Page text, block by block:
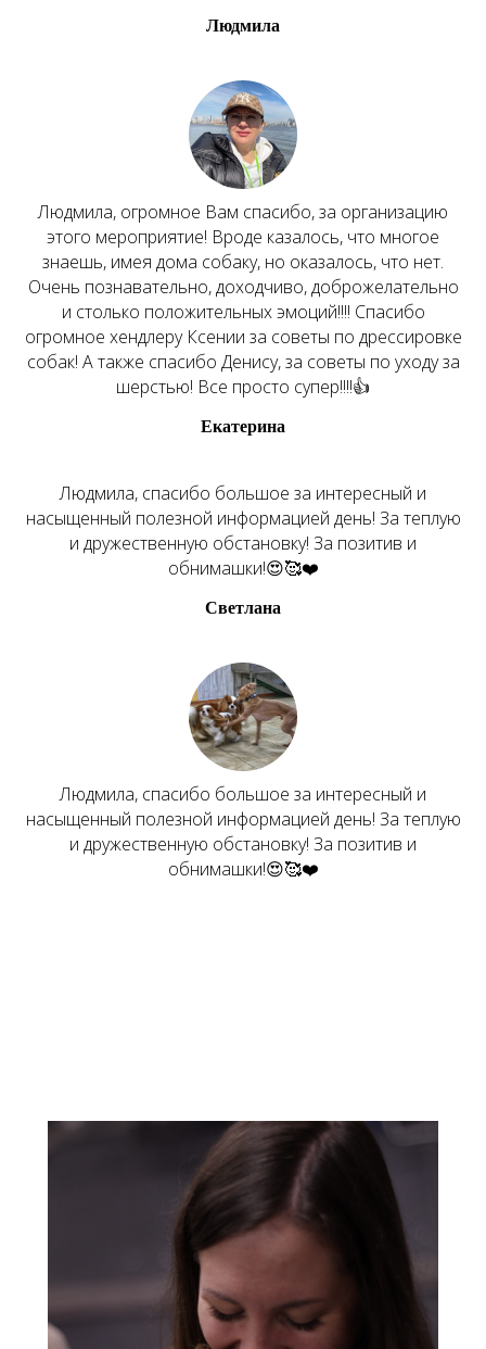
Людмила
Людмила, огромное Вам спасибо, за организацию
этого мероприятие! Вроде казалось, что многое
знаешь, имея дома собаку, но оказалось, что нет.
Очень познавательно, доходчиво, доброжелательно
и столько положительных эмоций!!!! Спасибо
огромное хендлеру Ксении за советы по дрессировке
собак! А также спасибо Денису, за советы по уходу за
шерстью! Все просто супер!!!!👍
Екатерина
Людмила, спасибо большое за интересный и
насыщенный полезной информацией день! За теплую
и дружественную обстановку! За позитив и
обнимашки!😍🥰❤️
Светлана
Людмила, спасибо большое за интересный и
насыщенный полезной информацией день! За теплую
и дружественную обстановку! За позитив и
обнимашки!😍🥰❤️